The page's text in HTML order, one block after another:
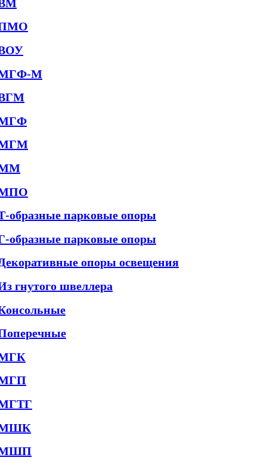
М
образные парковые опоры
образные парковые опоры
опоры освещения
гнутого швеллера